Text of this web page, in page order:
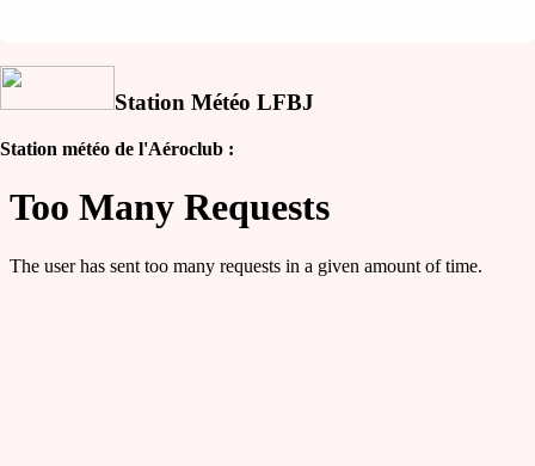
Station Météo LFBJ
Station météo de l'Aéroclub :